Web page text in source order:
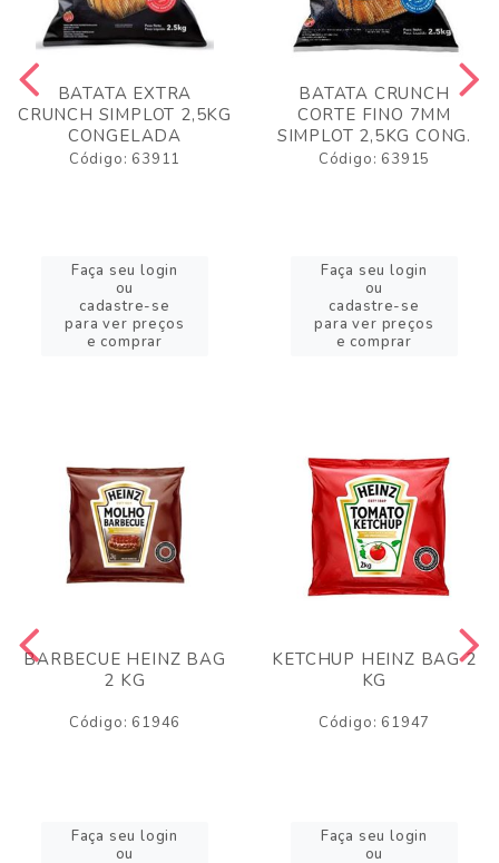
BATATA EXTRA
CRUNCH SIMPLOT 2,5KG
CONGELADA
Código: 63911
Faça seu login
ou
cadastre-se
para ver preços
e comprar
BATATA CRUNCH
CORTE FINO 7MM
SIMPLOT 2,5KG CONG.
Código: 63915
Faça seu login
ou
cadastre-se
para ver preços
e comprar
BARBECUE HEINZ BAG
2 KG
Código: 61946
Faça seu login
ou
KETCHUP HEINZ BAG 2
KG
Código: 61947
Faça seu login
ou